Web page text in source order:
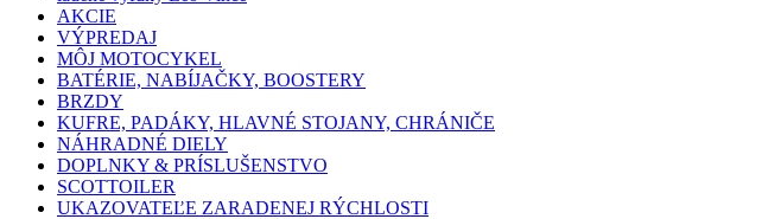
AKCIE
VÝPREDAJ
MÔJ MOTOCYKEL
BATÉRIE, NABÍJAČKY, BOOSTERY
BRZDY
KUFRE, PADÁKY, HLAVNÉ STOJANY, CHRÁNIČE
NÁHRADNÉ DIELY
DOPLNKY & PRÍSLUŠENSTVO
SCOTTOILER
UKAZOVATEĽE ZARADENEJ RÝCHLOSTI